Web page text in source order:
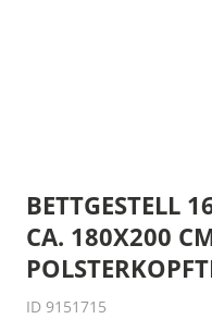
BETTGESTELL
CA. 180X200
ID 9151715